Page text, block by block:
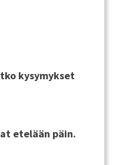
kysymykset
etelään päin.